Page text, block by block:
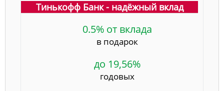
Тинькофф Банк - надёжный вклад
0.5% от вклада
в подарок
до 19,56%
годовых